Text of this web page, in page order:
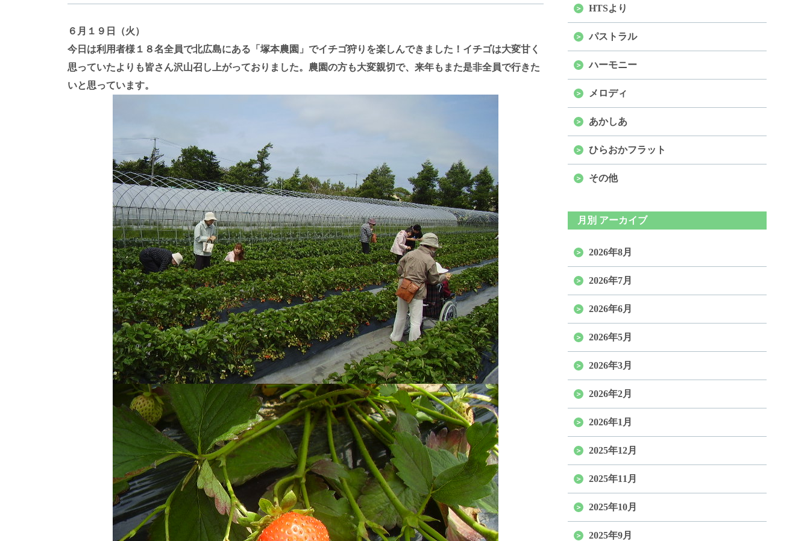
６月１９日（火）
今日は利用者様１８名全員で北広島にある「塚本農園」でイチゴ狩りを楽しんできました！イチゴは大変甘く
思っていたよりも皆さん沢山召し上がっておりました。農園の方も大変親切で、来年もまた是非全員で行きた
いと思っています。
HTSより
パストラル
ハーモニー
メロディ
あかしあ
ひらおかフラット
その他
月別 アーカイブ
2026年8月
2026年7月
2026年6月
2026年5月
2026年3月
2026年2月
2026年1月
2025年12月
2025年11月
2025年10月
2025年9月